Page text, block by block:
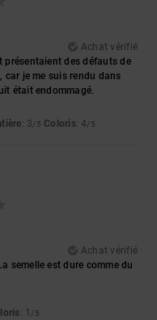
Achat vérifié
présentaient des défauts de
je me suis rendu dans
était endommagé.
: 3/5 Coloris: 4/5
Achat vérifié
semelle est dure comme du
: 1 /5